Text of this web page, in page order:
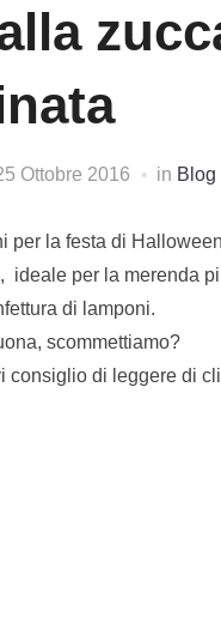
Ottobre 2016 in Blog
per la festa di
ideale per la merenda
di lamponi.
scommettiamo?
consiglio di leggere di